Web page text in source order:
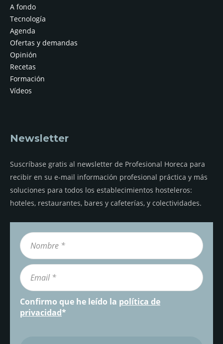
A fondo
Tecnología
Agenda
Ofertas y demandas
Opinión
Recetas
Formación
Vídeos
Newsletter
Suscríbase gratis al newsletter de Profesional Horeca para
recibir en su e-mail información profesional práctica y más
soluciones para todos los establecimientos hosteleros:
hoteles, restaurantes, bares y cafeterías, y colectividades.
Confirmo que he leído la política de
privacidad*